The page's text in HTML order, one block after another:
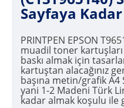
Sayfaya
PRINTPEN EPSON
muadil toner
baskı almak için
kartuştan alacağınız
başına metin/grafik A4
yani 1-2 Madeni Türk
kadar almak koşulu ile